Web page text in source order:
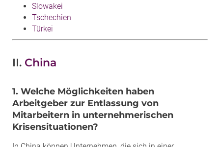
Slowakei
Tschechien
Türkei
II. China
1. Welche Möglichkeiten haben
Arbeitgeber zur Entlassung von
Mitarbeitern in unternehmerischen
Krisensituationen?